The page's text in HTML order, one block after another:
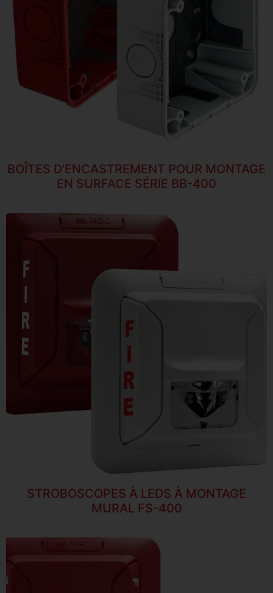
BOÎTES D'ENCASTREMENT POUR MONTAGE
EN SURFACE SÉRIE BB-400
STROBOSCOPES À LEDS À MONTAGE
MURAL FS-400